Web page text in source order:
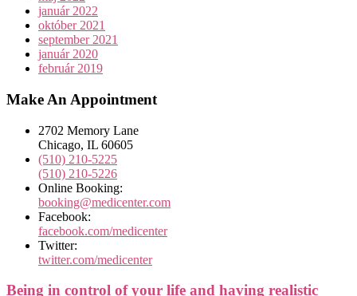
január 2022
október 2021
september 2021
január 2020
február 2019
Make An Appointment
2702 Memory Lane
Chicago, IL 60605
(510) 210-5225
(510) 210-5226
Online Booking:
booking@medicenter.com
Facebook:
facebook.com/medicenter
Twitter:
twitter.com/medicenter
Being in control of your life and having realistic